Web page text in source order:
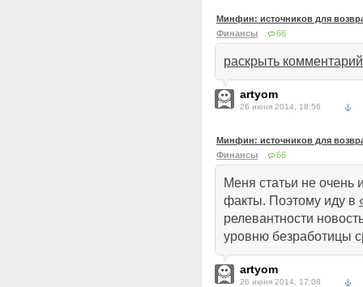
Минфин: источников для
Финансы
66
раскрыть комментарий
artyom
26 июня 2014, 18:56
Минфин: источников для
Финансы
66
Меня статьи не
факты. Поэтому иду в
релевантности
уровню безработицы
artyom
26 июня 2014, 17:08